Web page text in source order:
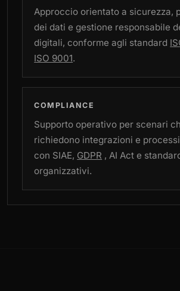
Approccio orientato a sicurezza,
dei dati e gestione responsabile
digitali, conforme agli standard
ISO 9001.
COMPLIANCE
Supporto operativo per scenari
richiedono integrazioni e
con SIAE, GDPR , AI Act e
organizzativi.